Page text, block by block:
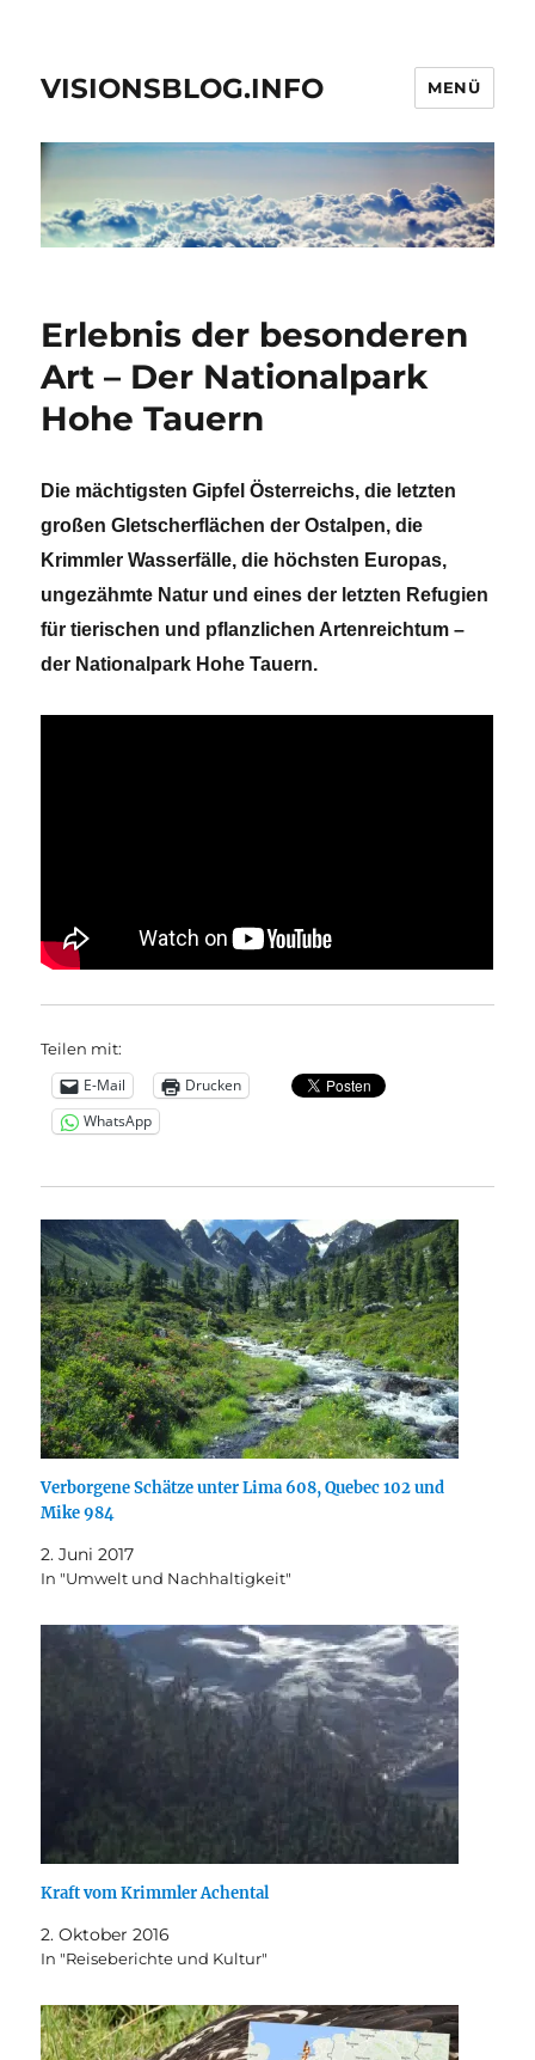
VISIONSBLOG.INFO MENÜ
Erlebnis der besonderen
Art – Der Nationalpark
Hohe Tauern
Die mächtigsten Gipfel Österreichs, die letzten
großen Gletscherflächen der Ostalpen, die
Krimmler Wasserfälle, die höchsten Europas,
ungezähmte Natur und eines der letzten Refugien
für tierischen und pflanzlichen Artenreichtum –
der Nationalpark Hohe Tauern.
Teilen mit:
E-Mail
Drucken
WhatsApp
Verborgene Schätze unter Lima 608, Quebec 102 und
Mike 984
2. Juni 2017
In "Umwelt und Nachhaltigkeit"
Kraft vom Krimmler Achental
2. Oktober 2016
In "Reiseberichte und Kultur"